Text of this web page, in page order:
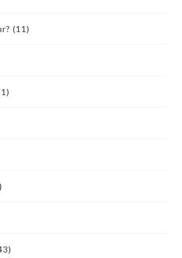
(11)